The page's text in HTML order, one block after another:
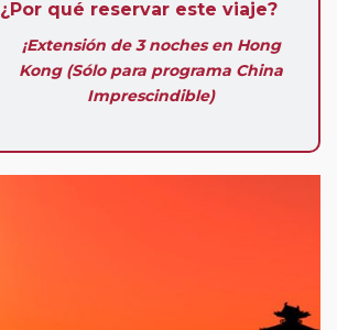
¿Por qué reservar este viaje?
¡Extensión de 3 noches en Hong
Kong (Sólo para programa China
Imprescindible)